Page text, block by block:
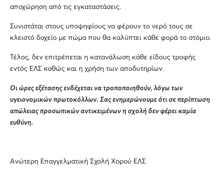
αποχώρηση από τις εγκαταστάσεις.
Συνιστάται στους υποψηφίους να φέρουν το νερό τους σε
κλειστό δοχείο με πώμα που θα καλύπτει κάθε φορά το στόμιο.
Τέλος, δεν επιτρέπεται η κατανάλωση κάθε είδους τροφής
εντός ΕΛΣ καθώς και η χρήση των αποδυτηρίων.
Οι ώρες εξέτασης ενδέχεται να τροποποιηθούν, λόγω των
υγειονομικών πρωτοκόλλων. Σας ενημερώνουμε ότι σε περίπτωση
απώλειας προσωπικών αντικειμένων η σχολή δεν φέρει καμία
ευθύνη.
Ανώτερη Επαγγελματική Σχολή Χορού ΕΛΣ